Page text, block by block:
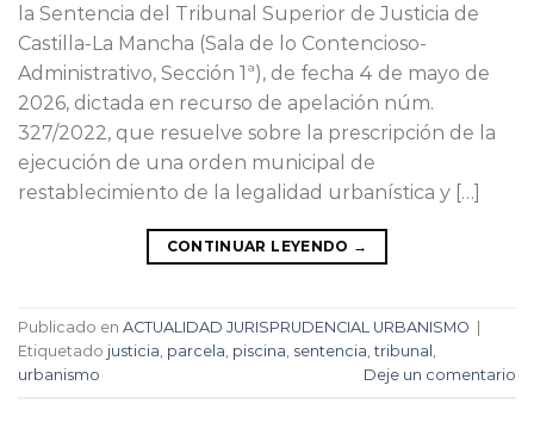
la Sentencia del Tribunal Superior de Justicia de
Castilla-La Mancha (Sala de lo Contencioso-
Administrativo, Sección 1ª), de fecha 4 de mayo de
2026, dictada en recurso de apelación núm.
327/2022, que resuelve sobre la prescripción de la
ejecución de una orden municipal de
restablecimiento de la legalidad urbanística y […]
CONTINUAR LEYENDO →
Publicado en ACTUALIDAD JURISPRUDENCIAL URBANISMO
Etiquetado justicia, parcela, piscina, sentencia,tribunal ,
urbanismo
Deje un comentario